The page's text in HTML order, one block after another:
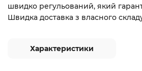
швидко регульований, який
Швидка доставка з власного
Характеристики